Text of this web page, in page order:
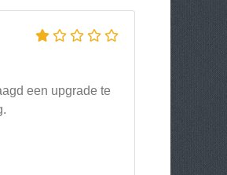
een upgrade te